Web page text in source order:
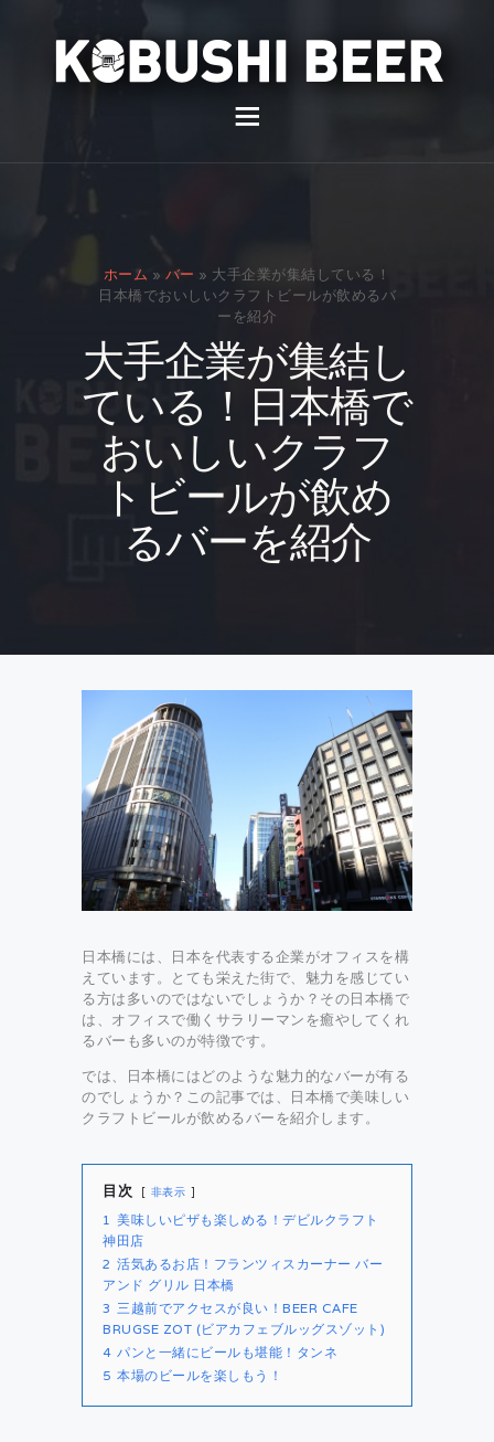
ホーム » バー » 大手企業が集結している！
日本橋でおいしいクラフトビールが飲めるバ
ーを紹介
大手企業が集結し
ている！日本橋で
おいしいクラフ
トビールが飲め
るバーを紹介
貸切
通販
スタッフ募集
問い合わせ
日本橋には、日本を代表する企業がオフィスを構
えています。とても栄えた街で、魅力を感じてい
る方は多いのではないでしょうか？その日本橋で
は、オフィスで働くサラリーマンを癒やしてくれ
るバーも多いのが特徴です。
では、日本橋にはどのような魅力的なバーが有る
のでしょうか？この記事では、日本橋で美味しい
クラフトビールが飲めるバーを紹介します。
目次 非表示
1 美味しいピザも楽しめる！デビルクラフト
神田店
2 活気あるお店！フランツィスカーナー バー
アンド グリル 日本橋
3 三越前でアクセスが良い！BEER CAFE
BRUGSE ZOT (ビアカフェブルッグスゾット)
4 パンと一緒にビールも堪能！タンネ
5 本場のビールを楽しもう！